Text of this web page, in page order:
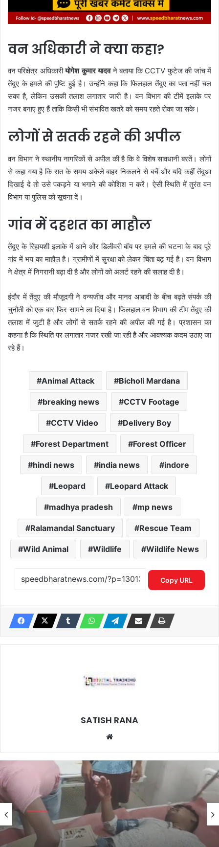
वन अधिकारी ने क्या कहा?
वन परिक्षेत्र अधिकारीयोगेश कुमार यादवने बताया कि CCTV फुटेज की जांच में
तेंदुए के हमले की पुष्टि हुई है। उन्होंने कहा कि फिलहाल तेंदुए का पता नहीं चल
सका है, लेकिन उसकी तलाश लगातार जारी है। वन विभाग की टीमें इलाके पर
नजर बनाए हुए हैं ताकि किसी भी संभावित खतरे को समय रहते रोका जा सके।
लोगों से सतर्क रहने की अपील
वन विभाग ने स्थानीय नागरिकों से अपील की है कि वे विशेष सावधानी बरतें। लोगों
से कहा गया है कि रात के समय अकेले बाहर निकलने से बचें और यदि कहीं तेंदुआ
दिखाई दे तो उसे पकड़ने या भगाने की कोशिश न करें। ऐसी स्थिति में तुरंत वन
विभाग या पुलिस को सूचना दें।
गांव में दहशत का माहौल
तेंदुए के रिहायशी इलाके में आने और डिलीवरी बॉय पर हमले की घटना के बाद पूरे
गांव में भय का माहौल है। ग्रामीणों में सुरक्षा को लेकर चिंता बढ़ गई है। वन विभाग
ने क्षेत्र में निगरानी बढ़ा दी है और लोगों को अलर्ट रहने की सलाह दी है।
इंदौर में तेंदुए की मौजूदगी ने वन्यजीव और मानव आबादी के बीच बढ़ते संपर्क की
चुनौती को एक बार फिर सामने ला दिया है। फिलहाल वन विभाग की टीम तेंदुए की
तलाश में जुटी है और लोगों से सतर्क रहने की अपील की गई है। प्रशासन का
कहना है कि स्थिति पर लगातार नजर रखी जा रही है और आवश्यक कदम उठाए जा
रहे हैं।
Animal Attack Bicholi Mardana
breaking news CCTV Footage
CCTV Video Delivery Boy
Forest Department Forest Officer
hindi news india news indore
Leopard Leopard Attack
madhya pradesh mp news
Ralamandal Sanctuary Rescue Team
Wild Animal Wildlife Wildlife News
Copy URL
SATISH RANA
9 hours ago
बिहार के सरकारी अस्पताल की व्यवस्था पर
सवाल, मरीज के पैर पर बांधा कार्टन